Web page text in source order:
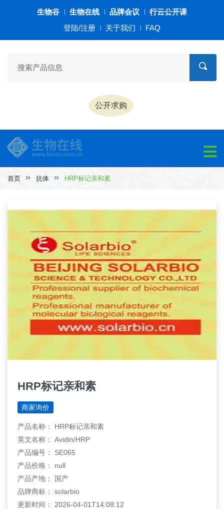
生物谷 生物在线 品牌会议
行云公开课
登陆/注册
关于我们 FAQ
公开求购
首页 抗体 HRP标记亲和素
HRP标记亲和素
商家询价
产品名称： HRP标记亲和素
英文名称： Avidin/HRP
产品编号： SE065
产品价格： null
产品产地： 国产
品牌商标： solarbio
更新时间： 2026-04-01T14:08:12